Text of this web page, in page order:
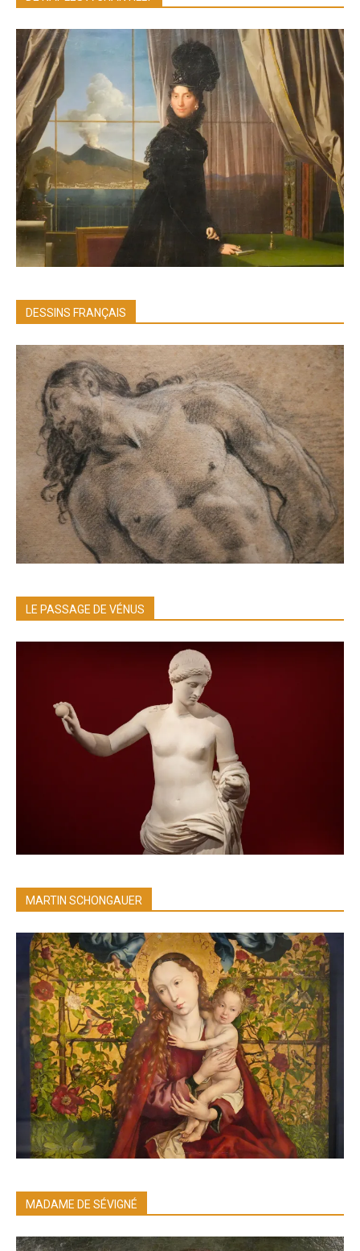
DESSINS FRANÇAIS
LE PASSAGE DE VÉNUS
MARTIN SCHONGAUER
MADAME DE SÉVIGNÉ